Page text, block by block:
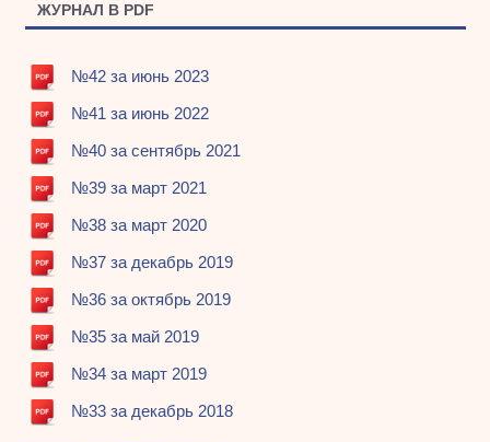
ЖУРНАЛ В PDF
№42 за июнь 2023
№41 за июнь 2022
№40 за сентябрь 2021
№39 за март 2021
№38 за март 2020
№37 за декабрь 2019
№36 за октябрь 2019
№35 за май 2019
№34 за март 2019
№33 за декабрь 2018